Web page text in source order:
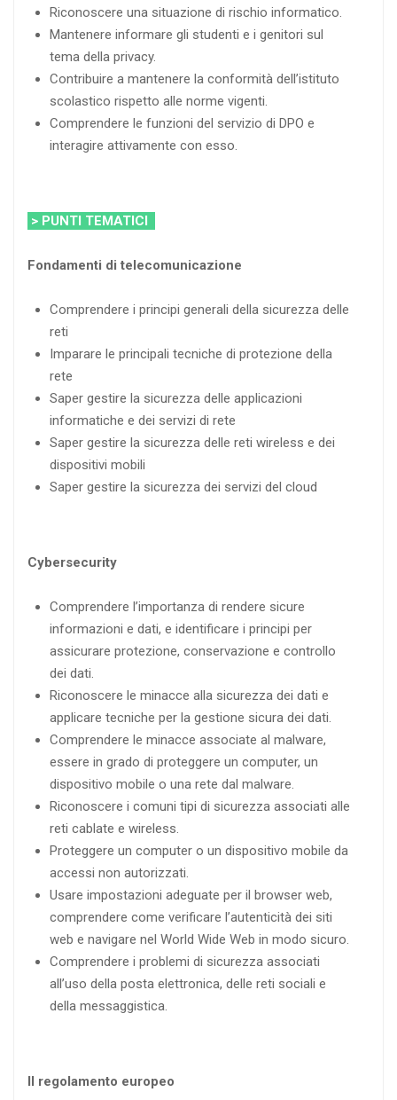
Riconoscere una situazione di rischio informatico.
Mantenere informare gli studenti e i genitori sul
tema della privacy.
Contribuire a mantenere la conformità dell’istituto
scolastico rispetto alle norme vigenti.
Comprendere le funzioni del servizio di DPO e
interagire attivamente con esso.
> PUNTI TEMATICI
Fondamenti di telecomunicazione
Comprendere i principi generali della sicurezza delle
reti
Imparare le principali tecniche di protezione della
rete
Saper gestire la sicurezza delle applicazioni
informatiche e dei servizi di rete
Saper gestire la sicurezza delle reti wireless e dei
dispositivi mobili
Saper gestire la sicurezza dei servizi del cloud
Cybersecurity
Comprendere l’importanza di rendere sicure
informazioni e dati, e identificare i principi per
assicurare protezione, conservazione e controllo
dei dati.
Riconoscere le minacce alla sicurezza dei dati e
applicare tecniche per la gestione sicura dei dati.
Comprendere le minacce associate al malware,
essere in grado di proteggere un computer, un
dispositivo mobile o una rete dal malware.
Riconoscere i comuni tipi di sicurezza associati alle
reti cablate e wireless.
Proteggere un computer o un dispositivo mobile da
accessi non autorizzati.
Usare impostazioni adeguate per il browser web,
comprendere come verificare l’autenticità dei siti
web e navigare nel World Wide Web in modo sicuro.
Comprendere i problemi di sicurezza associati
all’uso della posta elettronica, delle reti sociali e
della messaggistica.
Il regolamento europeo